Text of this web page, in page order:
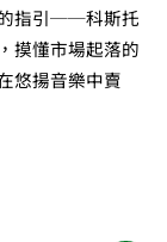
的指引──科斯托
摸懂市場起落的
悠揚音樂中賣